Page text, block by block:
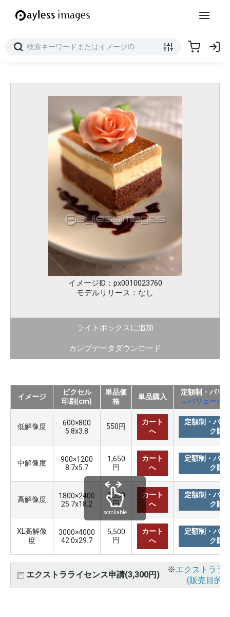
イメージID：px0010023760
モデルリリース：なし
ライトボックスに追加
カンプデータダウンロード
イメージ
ピクセル
印刷(cm)
単品価
格
単品購入
定額制・バリ
→バリューパ
低解像度
600×800
5.8x3.8
550円
カート
へ
定額制・バリ
ク購
中解像度
900×1200
8.7x5.7
1,650
円
カート
へ
定額制・バリ
ク購
高解像度
1800×2400
25.7x18.2
3,300
円
カート
へ
定額制・バリ
ク購
XL高解像
度
3000×4000
42.0x29.7
5,500
円
カート
へ
定額制・バリ
ク購
エクストラライセンス申請(3,300円)
※エクストララ
(販売目的
scrollable